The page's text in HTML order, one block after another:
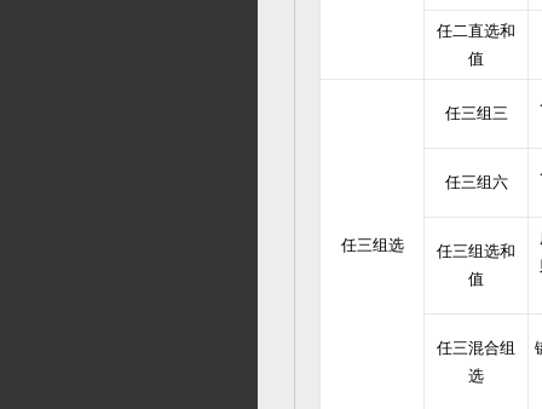
任二直选和
值
任三组选
任三组三
任三组六
任三组选和
值
任三混合组
选